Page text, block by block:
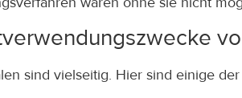
sind vielseitig. Hier sind einige